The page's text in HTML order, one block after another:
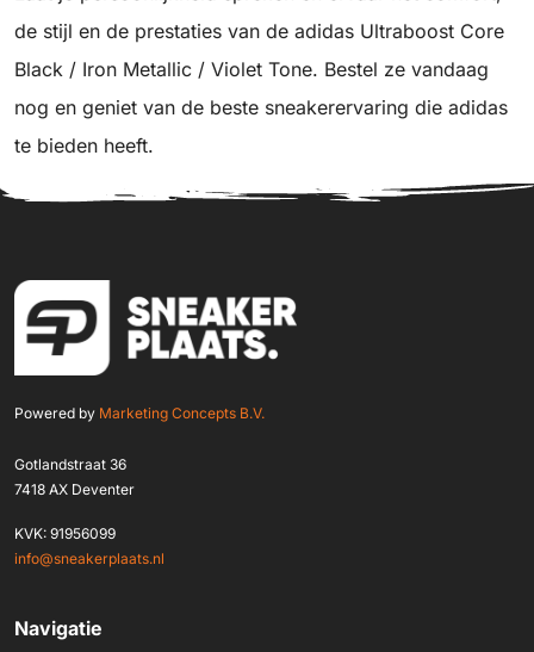
de stijl en de prestaties van de adidas Ultraboost Core
Black / Iron Metallic / Violet Tone. Bestel ze vandaag
nog en geniet van de beste sneakerervaring die adidas
te bieden heeft.
Powered by Marketing Concepts B.V.
Gotlandstraat 36
7418 AX Deventer
KVK: 91956099
info@sneakerplaats.nl
Navigatie